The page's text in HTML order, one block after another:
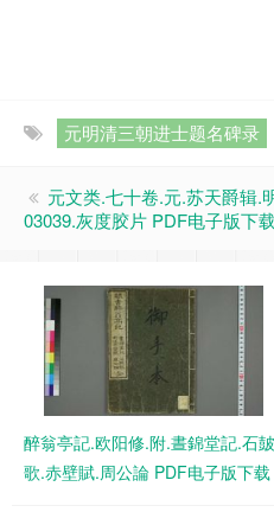
元明清三朝进士题名碑录
元文类.七十卷.元.苏天爵辑.
03039.灰度胶片 PDF电子版下载
醉翁亭記.欧阳修.附.晝錦堂記.石皷
歌.赤壁賦.周公論 PDF电子版下载